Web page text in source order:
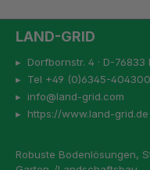
LAND-GRID
▸ Dorfbornstr. 4 · D-76833
▸ Tel +49 (0)6345-404300
▸ info@land-grid.com
▸ https://www.land-grid.de
Robuste Bodenlösungen,